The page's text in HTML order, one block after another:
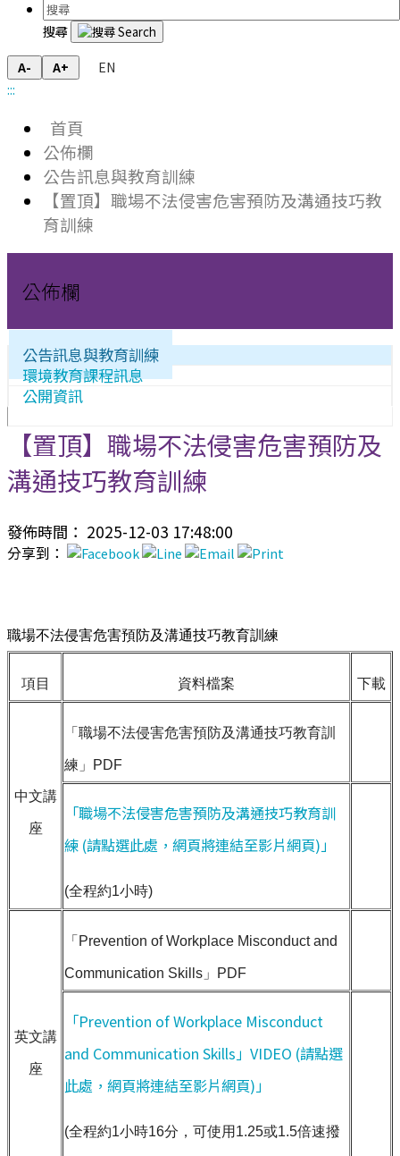
搜尋
A- A+
EN
:::
首頁
公佈欄
公告訊息與教育訓練
【置頂】職場不法侵害危害預防及溝通技巧教
育訓練
公佈欄
公告訊息與教育訓練
環境教育課程訊息
公開資訊
【置頂】職場不法侵害危害預防及
溝通技巧教育訓練
發佈時間： 2025-12-03 17:48:00
分享到：
職場不法侵害危害預防及溝通技巧教育訓練
項目 資料檔案 下載
中文講
座
「職場不法侵害危害預防及溝通技巧教育訓
練」PDF
「職場不法侵害危害預防及溝通技巧教育訓
練 (請點選此處，網頁將連結至影片網頁)」
(全程約1小時)
英文講
座
「Prevention of Workplace Misconduct and
Communication Skills」PDF
「Prevention of Workplace Misconduct
and Communication Skills」VIDEO (請點選
此處，網頁將連結至影片網頁)」
(全程約1小時16分，可使用1.25或1.5倍速撥